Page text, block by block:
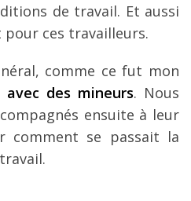
de travail. Et aussi
pour ces travailleurs.
comme ce fut mon
des mineurs. Nous
ensuite à leur
comment se passait la